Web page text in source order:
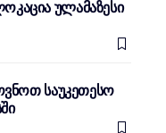
ულამაზესი
საუკეთესო